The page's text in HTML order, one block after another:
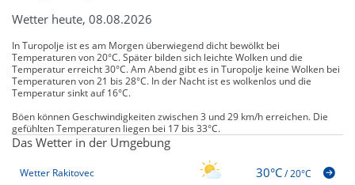
Wetter heute, 08.08.2026
In Turopolje ist es am Morgen überwiegend dicht bewölkt bei
Temperaturen von 20°C. Später bilden sich leichte Wolken und die
Temperatur erreicht 30°C. Am Abend gibt es in Turopolje keine Wolken bei
Temperaturen von 21 bis 28°C. In der Nacht ist es wolkenlos und die
Temperatur sinkt auf 16°C.
Böen können Geschwindigkeiten zwischen 3 und 29 km/h erreichen. Die
gefühlten Temperaturen liegen bei 17 bis 33°C.
Das Wetter in der Umgebung
Wetter Rakitovec 30°C/20°C